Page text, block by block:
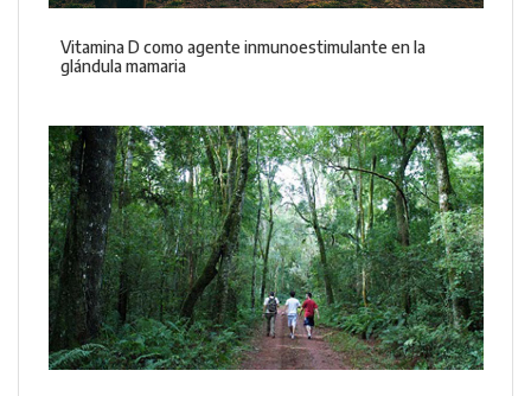
Vitamina D como agente inmunoestimulante en la
glándula mamaria